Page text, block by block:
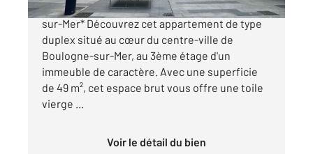
*À vendre : Appartement Duplex Boulogne-
sur-Mer* Découvrez cet appartement de type
duplex situé au cœur du centre-ville de
Boulogne-sur-Mer, au 3ème étage d'un
immeuble de caractère. Avec une superficie
de 49 m², cet espace brut vous offre une toile
vierge ...
Voir le détail du bien